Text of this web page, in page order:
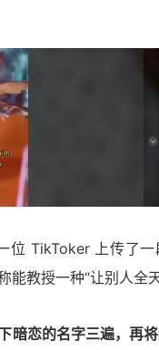
位 TikToker 上传了一
能教授一种“让别人全
暗恋的名字三遍，再